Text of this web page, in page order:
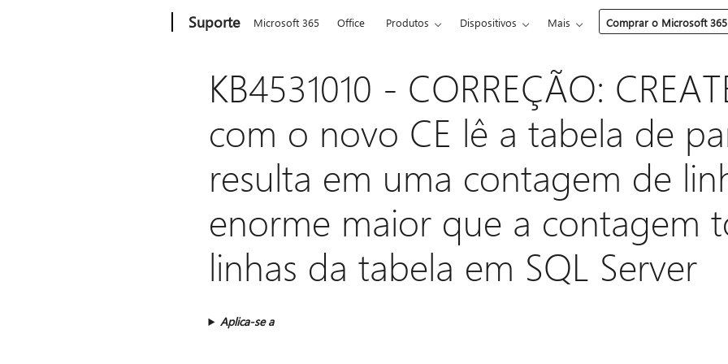
Suporte Microsoft 365 Office Produtos Dispositivos Mais Comprar o Microsoft 365
KB4531010 - CORREÇÃO:
com o novo CE lê a tabela de
resulta em uma contagem de
enorme maior que a contagem
linhas da tabela em SQL Server
Aplica-se a